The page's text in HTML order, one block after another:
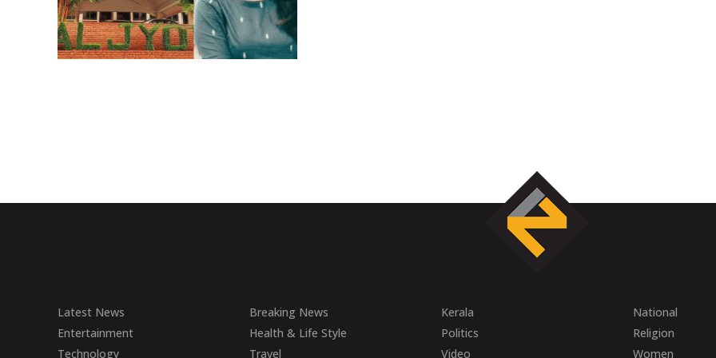
Latest News Breaking News Kerala National
Entertainment
Health & Life Style Politics Religion
Technology
Travel Video Women